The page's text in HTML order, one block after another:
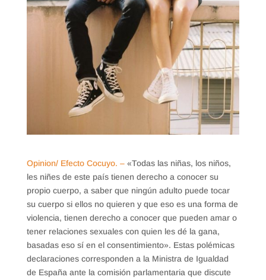
Opinion/ Efecto Cocuyo. –«Todas las niñas, los niños,
les niñes de este país tienen derecho a conocer su
propio cuerpo, a saber que ningún adulto puede tocar
su cuerpo si ellos no quieren y que eso es una forma de
violencia, tienen derecho a conocer que pueden amar o
tener relaciones sexuales con quien les dé la gana,
basadas eso sí en el consentimiento». Estas polémicas
declaraciones corresponden a la Ministra de Igualdad
de España ante la comisión parlamentaria que discute